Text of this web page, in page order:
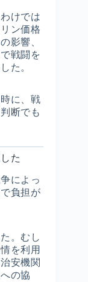
けでは
ン価格
影響、
戦闘を
た。
に、戦
断でも
た
によっ
負担が
。むし
を利用
安機関
の協